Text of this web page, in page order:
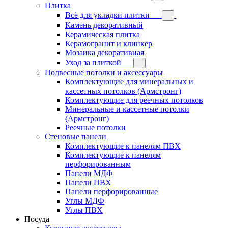
Плитка
Всё для укладки плитки
Камень декоративный
Керамическая плитка
Керамогранит и клинкер
Мозаика декоративная
Уход за плиткой
Подвесные потолки и аксессуары
Комплектующие для минеральных и
кассетных потолков (Армстронг)
Комплектующие для реечных потолков
Минеральные и кассетные потолки
(Армстронг)
Реечные потолки
Стеновые панели
Комплектующие к панелям ПВХ
Комплектующие к панелям
перфорированным
Панели МДФ
Панели ПВХ
Панели перфорированные
Углы МДФ
Углы ПВХ
Посуда